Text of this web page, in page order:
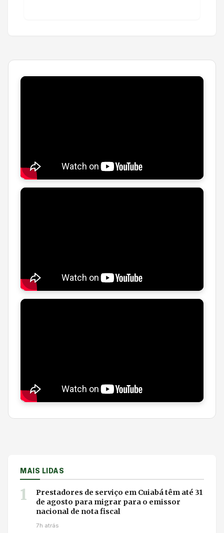
MAIS LIDAS
1
Prestadores de serviço em Cuiabá têm até 31
de agosto para migrar para o emissor
nacional de nota fiscal
7h atrás